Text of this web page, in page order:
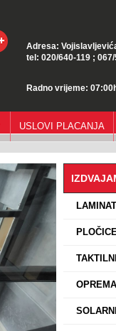
Adresa:
tel: 020/640-119 ;
Radno vrijeme:
USLOVI PLACANJA
LAMINAT